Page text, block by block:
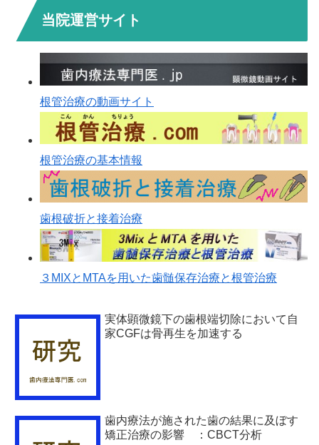
当院運営サイト
根管治療の動画サイト
根管治療の基本情報
歯根破折と接着治療
３MIXとMTAを用いた歯髄保存治療と根管治療
実体顕微鏡下の歯根端切除において自
家CGFは骨再生を加速する
歯内療法が施された歯の結果に及ぼす
矯正治療の影響 ：CBCT分析